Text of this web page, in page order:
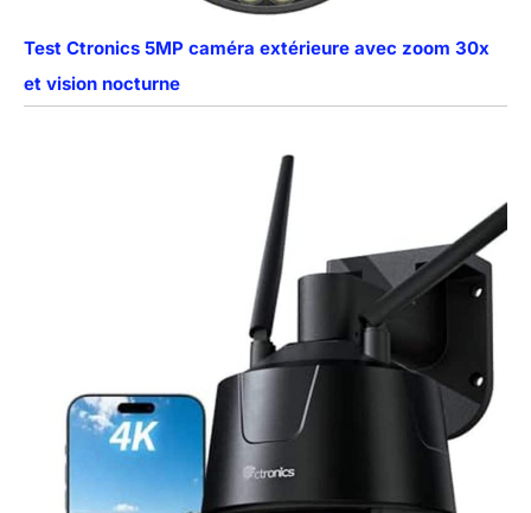
Test Ctronics 5MP caméra extérieure avec zoom 30x
et vision nocturne